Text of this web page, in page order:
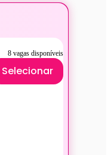
8 vagas disponíveis
Selecionar